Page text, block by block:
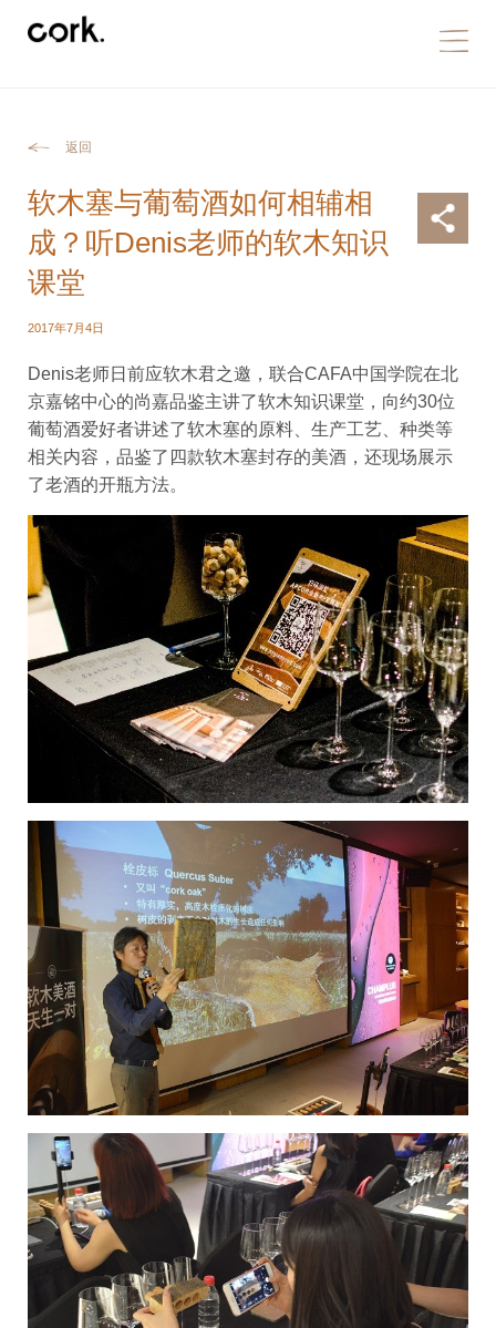
返回
软木塞与葡萄酒如何相辅相
成？听Denis老师的软木知识
课堂
2017年7月4日
Denis老师日前应软木君之邀，联合CAFA中国学院在北
京嘉铭中心的尚嘉品鉴主讲了软木知识课堂，向约30位
葡萄酒爱好者讲述了软木塞的原料、生产工艺、种类等
相关内容，品鉴了四款软木塞封存的美酒，还现场展示
了老酒的开瓶方法。